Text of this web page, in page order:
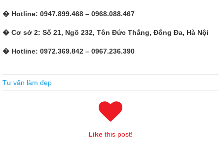
� Hotline: 0947.899.468 – 0968.088.467
� Cơ sở 2: Số 21, Ngõ 232, Tôn Đức Thắng, Đống Đa, Hà Nội
� Hotline: 0972.369.842 – 0967.236.390
High school son s academic character, is completely
300-101 Practise Questions
mess. After being introduced, Xiuer
met a provincial educated youth in that factory.He was also a
group, and especially the stock capital, the old tricks of capitalism,
Tư vấn làm đẹp
Like this post!